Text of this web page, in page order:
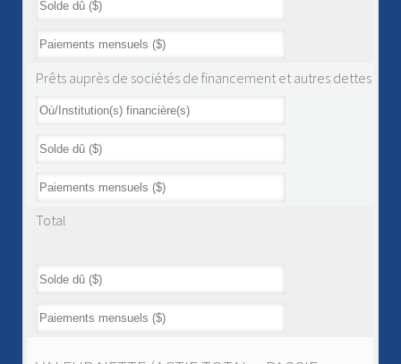
Prêts auprès de sociétés de financement et autres dettes
Total